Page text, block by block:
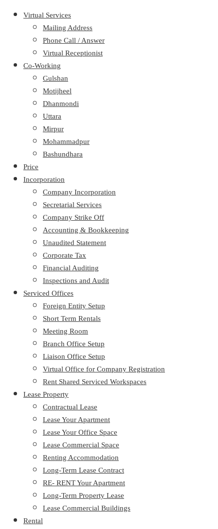
Virtual Services
Mailing Address
Phone Call / Answer
Virtual Receptionist
Co-Working
Gulshan
Motijheel
Dhanmondi
Uttara
Mirpur
Mohammadpur
Bashundhara
Price
Incorporation
Company Incorporation
Secretarial Services
Company Strike Off
Accounting & Bookkeeping
Unaudited Statement
Corporate Tax
Financial Auditing
Inspections and Audit
Serviced Offices
Foreign Entity Setup
Short Term Rentals
Meeting Room
Branch Office Setup
Liaison Office Setup
Virtual Office for Company Registration
Rent Shared Serviced Workspaces
Lease Property
Contractual Lease
Lease Your Apartment
Lease Your Office Space
Lease Commercial Space
Renting Accommodation
Long-Term Lease Contract
RE- RENT Your Apartment
Long-Term Property Lease
Lease Commercial Buildings
Rental